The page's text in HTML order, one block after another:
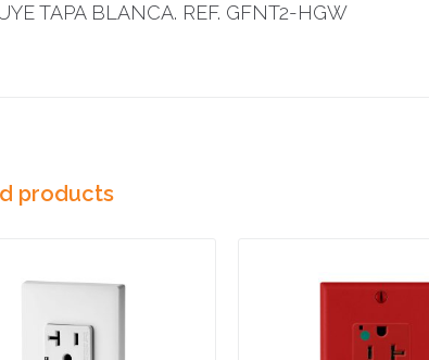
TAPA BLANCA. REF. GFNT2-HGW
products